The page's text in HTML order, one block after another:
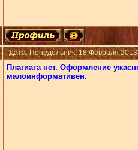
Дата: Понедельник, 18 Февраля
Плагиата нет. Оформление
малоинформативен.